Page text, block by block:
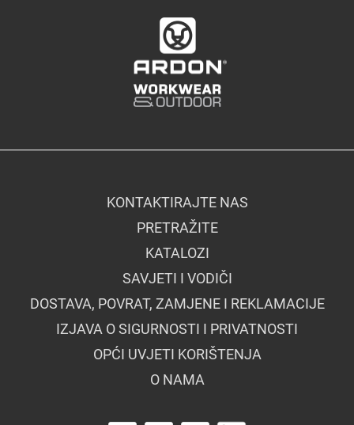
KONTAKTIRAJTE NAS
PRETRAŽITE
KATALOZI
SAVJETI I VODIČI
DOSTAVA, POVRAT, ZAMJENE I REKLAMACIJE
IZJAVA O SIGURNOSTI I PRIVATNOSTI
OPĆI UVJETI KORIŠTENJA
O NAMA